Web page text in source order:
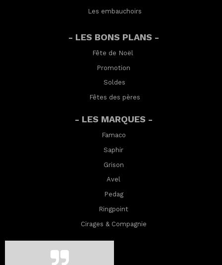
Les embauchoirs
- LES BONS PLANS -
Fête de Noël
Promotion
Soldes
Fêtes des pères
- LES MARQUES -
Famaco
Saphir
Grison
Avel
Pedag
Ringpoint
Cirages & Compagnie